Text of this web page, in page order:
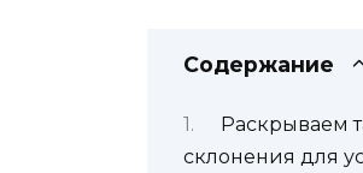
Содержание
Раскрываем
склонения для